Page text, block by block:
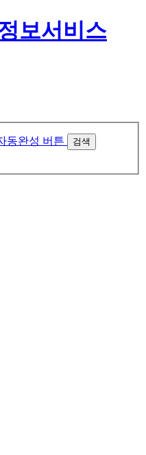
검색